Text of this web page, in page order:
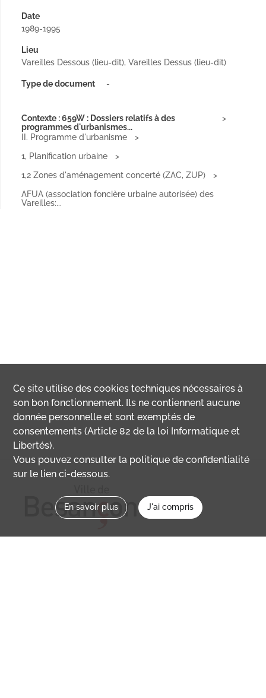
Date
1989-1995
Lieu
Vareilles Dessous (lieu-dit), Vareilles Dessus (lieu-dit)
Type de document -
Contexte : 659W : Dossiers relatifs à des
programmes d'urbanismes...
II. Programme d'urbanisme
1, Planification urbaine
1,2 Zones d'aménagement concerté (ZAC, ZUP)
AFUA (association foncière urbaine autorisée) des
Vareilles:...
Ce site utilise descookies techniques nécessaires à
son bon fonctionnement. Ils ne contiennent aucune
donnée personnelle et sont exemptés de
consentements (Article 82 de la loi Informatique et
Libertés).
Vous pouvez consulter la politique de confidentialité
sur le lien ci-dessous.
En savoir plus J'ai compris